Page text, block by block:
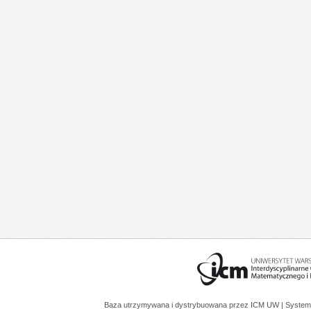
Baza utrzymywana i dystrybuowana przez ICM UW |